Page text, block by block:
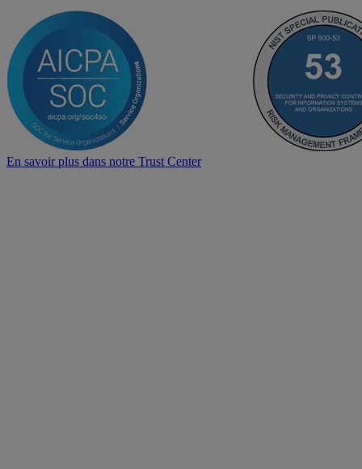
En savoir plus dans notre Trust Center